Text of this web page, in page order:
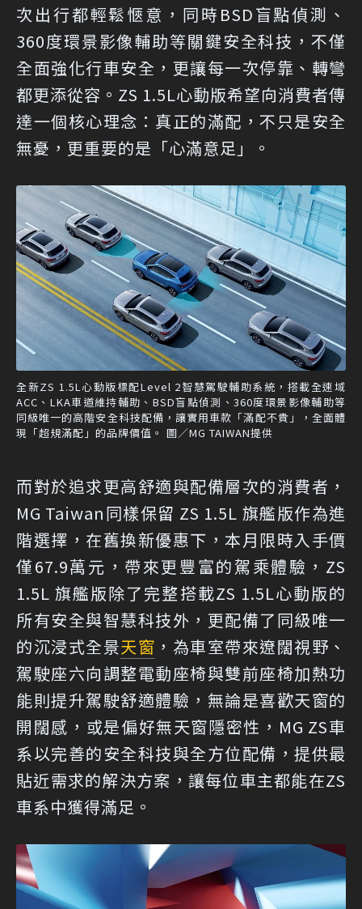
次出行都輕鬆愜意，同時BSD盲點偵測、
360度環景影像輔助等關鍵安全科技，不僅
全面強化行車安全，更讓每一次停靠、轉彎
都更添從容。ZS 1.5L心動版希望向消費者傳
達一個核心理念：真正的滿配，不只是安全
無憂，更重要的是「心滿意足」。
全新ZS 1.5L心動版標配Level 2智慧駕駛輔助系統，搭載全速域
ACC、LKA車道維持輔助、BSD盲點偵測、360度環景影像輔助等
同級唯一的高階安全科技配備，讓實用車款「滿配不貴」，全面體
現「超規滿配」的品牌價值。 圖／MG TAIWAN提供
而對於追求更高舒適與配備層次的消費者，
MG Taiwan同樣保留 ZS 1.5L 旗艦版作為進
階選擇，在舊換新優惠下，本月限時入手價
僅67.9萬元，帶來更豐富的駕乘體驗，ZS
1.5L 旗艦版除了完整搭載ZS 1.5L心動版的
所有安全與智慧科技外，更配備了同級唯一
的沉浸式全景天窗 ，為車室帶來遼闊視野、
駕駛座六向調整電動座椅與雙前座椅加熱功
能則提升駕駛舒適體驗，無論是喜歡天窗的
開闊感，或是偏好無天窗隱密性，MG ZS車
系以完善的安全科技與全方位配備，提供最
貼近需求的解決方案，讓每位車主都能在ZS
車系中獲得滿足。